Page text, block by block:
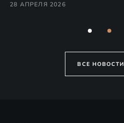
28 АПРЕЛЯ 2026
ВСЕ НОВОСТИ